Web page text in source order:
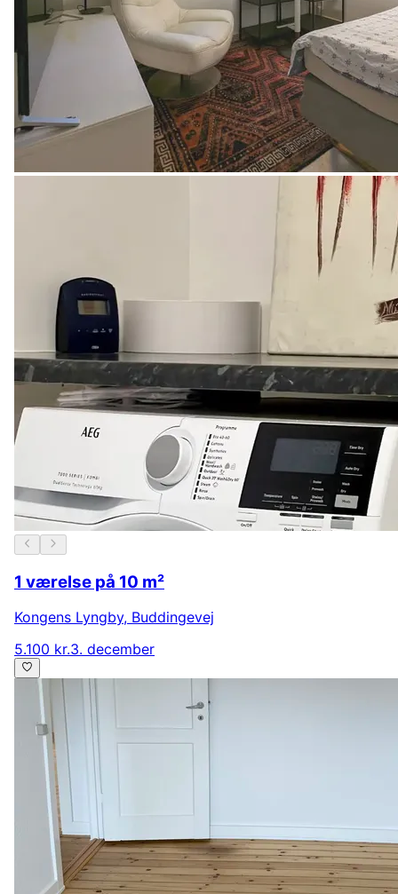
1 værelse på 10 m²
Kongens Lyngby, Buddingevej
5.100 kr.3. december